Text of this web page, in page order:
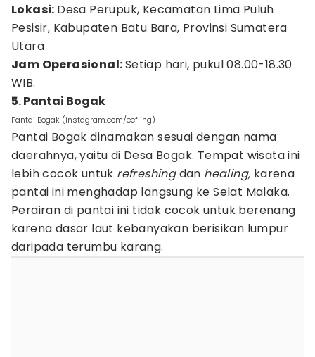
Lokasi: Desa Perupuk, Kecamatan Lima Puluh
Pesisir, Kabupaten Batu Bara, Provinsi Sumatera
Utara
Jam Operasional:Setiap hari, pukul 08.00-18.30
WIB.
5. Pantai Bogak
Pantai Bogak (instagram.com/eefling)
Pantai Bogak dinamakan sesuai dengan nama
daerahnya, yaitu di Desa Bogak. Tempat wisata ini
lebih cocok untuk refreshingdan healing, karena
pantai ini menghadap langsung ke Selat Malaka.
Perairan di pantai ini tidak cocok untuk berenang
karena dasar laut kebanyakan berisikan lumpur
daripada terumbu karang.